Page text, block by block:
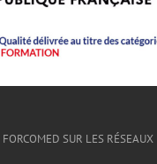
FORCOMED SUR LES RÉSEAUX